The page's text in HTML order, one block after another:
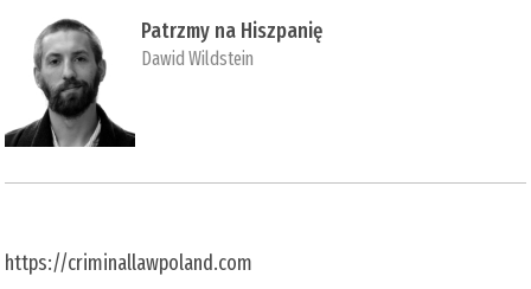
Patrzmy na Hiszpanię
Dawid Wildstein
https://criminallawpoland.com